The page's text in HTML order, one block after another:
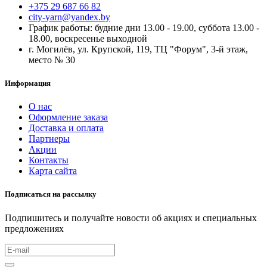
+375 29 687 66 82
city-yarn@yandex.by
График работы: будние дни 13.00 - 19.00, суббота 13.00 -
18.00, воскресенье выходной
г. Могилёв, ул. Крупской, 119, ТЦ "Форум", 3-й этаж,
место № 30
Информация
О нас
Оформление заказа
Доставка и оплата
Партнеры
Акции
Контакты
Карта сайта
Подписаться на рассылку
Подпишитесь и получайте новости об акциях и специальных
предложениях